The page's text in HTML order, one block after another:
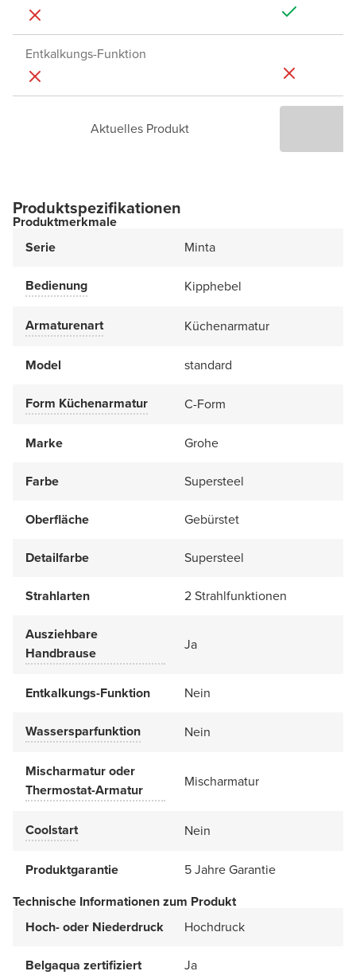
Entkalkungs-Funktion
Aktuelles Produkt
Produktspezifikationen
Produktmerkmale
Serie
Minta
Bedienung Kipphebel
Armaturenart Küchenarmatur
Model standard
Form Küchenarmatur C-Form
Marke Grohe
Farbe Supersteel
Oberfläche Gebürstet
Detailfarbe Supersteel
Strahlarten 2 Strahlfunktionen
Ausziehbare
Handbrause
Ja
Entkalkungs-Funktion Nein
Wassersparfunktion Nein
Mischarmatur oder
Thermostat-Armatur
Mischarmatur
Coolstart Nein
Produktgarantie
5 Jahre Garantie
Technische Informationen zum Produkt
Hoch- oder Niederdruck
Hochdruck
Belgaqua zertifiziert Ja